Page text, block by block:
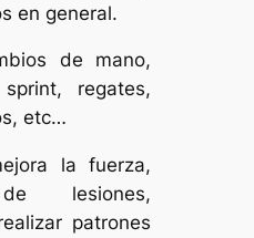
en general.
de mano,
regates,
etc…
la fuerza,
lesiones,
patrones